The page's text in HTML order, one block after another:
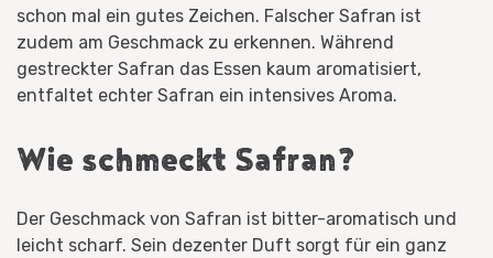
schon mal ein gutes Zeichen. Falscher Safran ist
zudem am Geschmack zu erkennen. Während
gestreckter Safran das Essen kaum aromatisiert,
entfaltet echter Safran ein intensives Aroma.
Wie schmeckt Safran?
Der Geschmack von Safran ist bitter-aromatisch und
leicht scharf. Sein dezenter Duft sorgt für ein ganz